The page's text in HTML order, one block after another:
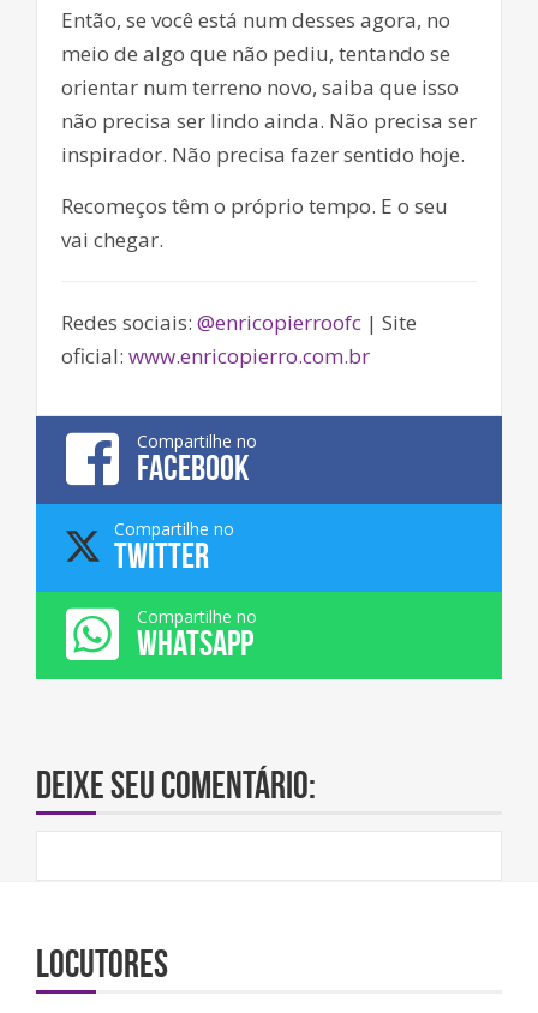
Então, se você está num desses agora, no
meio de algo que não pediu, tentando se
orientar num terreno novo, saiba que isso
não precisa ser lindo ainda. Não precisa ser
inspirador. Não precisa fazer sentido hoje.
Recomeços têm o próprio tempo. E o seu
vai chegar.
Redes sociais: @enricopierroofc | Site
oficial: www.enricopierro.com.br
Compartilhe no
FACEBOOK
Compartilhe no
TWITTER
Compartilhe no
WHATSAPP
Deixe seu comentário:
Locutores